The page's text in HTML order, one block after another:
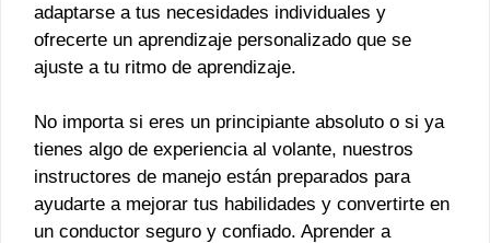
adaptarse a tus necesidades individuales y
ofrecerte un aprendizaje personalizado que se
ajuste a tu ritmo de aprendizaje.
No importa si eres un principiante absoluto o si ya
tienes algo de experiencia al volante, nuestros
instructores de manejo están preparados para
ayudarte a mejorar tus habilidades y convertirte en
un conductor seguro y confiado. Aprender a